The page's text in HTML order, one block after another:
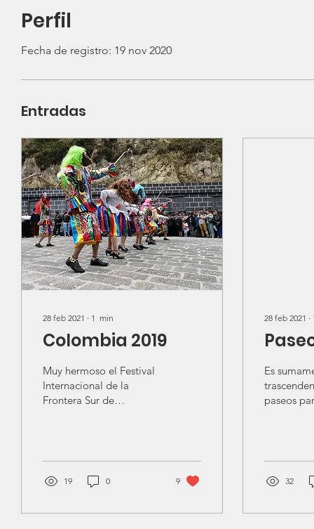
Perfil
Fecha de registro: 19 nov 2020
Entradas
28 feb 2021 ∙ 1 min
Colombia 2019
Muy hermoso el Festival
Internacional de la
Frontera Sur de
maravillosa...
19 0 9
28 feb 2021 ∙
Es
paseos
32